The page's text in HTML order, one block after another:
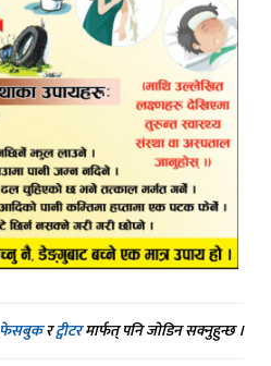
फेसबुकरट्वीटरमार्फत् पनि जोडिन सक्नुहुन्छ ।